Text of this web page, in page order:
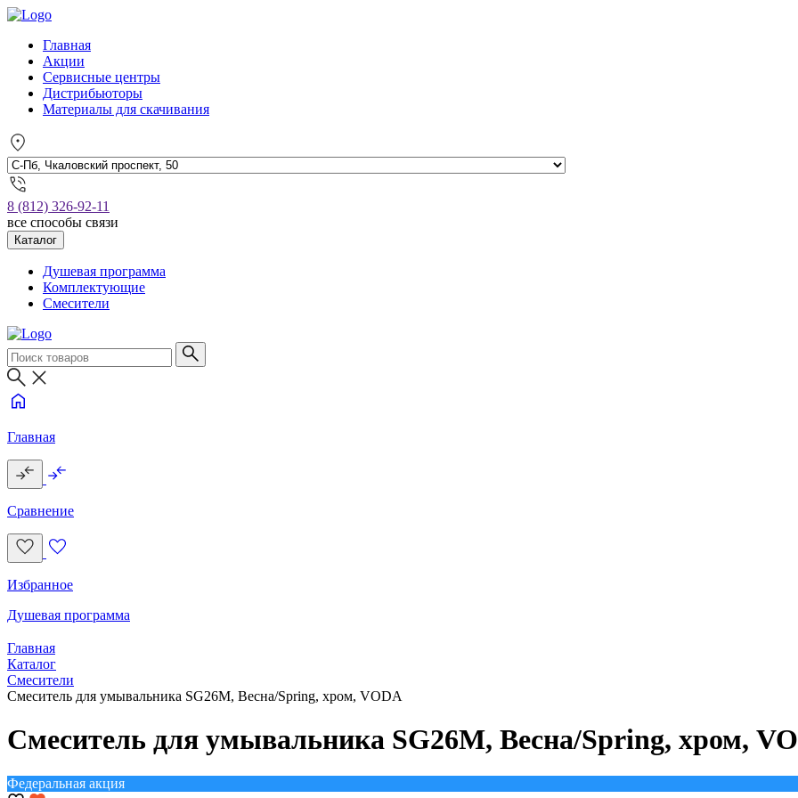
Главная
Акции
Сервисные центры
Дистрибьюторы
Материалы для скачивания
8 (812) 326-92-11
все способы связи
Каталог
Душевая программа
Комплектующие
Смесители
Главная
Сравнение
Избранное
Душевая программа
Главная
Каталог
Смесители
Смеситель для умывальника SG26M, Весна/Spring, хром, VODA
Смеситель для умывальника SG26M, Весна/Spring, хром,
Федеральная акция